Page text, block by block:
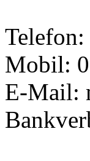
Mobil:
E-Mail: